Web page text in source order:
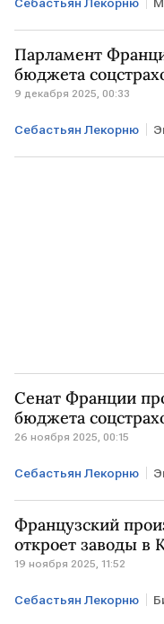
ФРАНЦИЯ
Парламент
бюджета
9 декабря 2025, 00:33
Себастьян Лекорню
ФРАНЦИЯ
Сенат Франции
бюджета
26 ноября 2025, 00:15
Себастьян Лекорню
Мировая экономика
Французский
откроет заводы
19 ноября 2025, 11:52
Себастьян Лекорню